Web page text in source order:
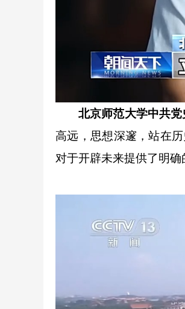
北京师范大学中共党
高远，思想深邃，站在
对于开辟未来提供了明确